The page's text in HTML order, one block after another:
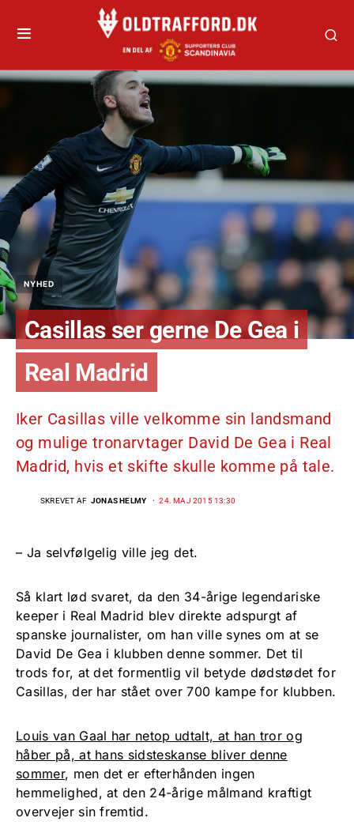
NYHED
Casillas ser gerne De Gea i
Real Madrid
Iker Casillas ville velkomme sin landsmand
og mulige tronarvtager David De Gea i Real
Madrid, hvis et skifte skulle komme på tale.
SKREVET AF JONAS HELMY 24. MAJ 2015 13:30
– Ja selvfølgelig ville jeg det.
Så klart lød svaret, da den 34-årige legendariske
keeper i Real Madrid blev direkte adspurgt af
spanske journalister, om han ville synes om at se
David De Gea i klubben denne sommer. Det til
trods for, at det formentlig vil betyde dødstødet for
Casillas, der har stået over 700 kampe for klubben.
Louis van Gaal har netop udtalt, at han tror og
håber på, at hans sidsteskanse bliver denne
sommer, men det er efterhånden ingen
hemmelighed, at den 24-årige målmand kraftigt
overvejer sin fremtid.